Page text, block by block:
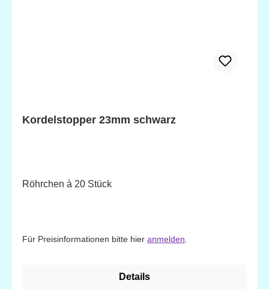
Kordelstopper 23mm schwarz
Röhrchen à 20 Stück
Für Preisinformationen bitte hier anmelden
Details